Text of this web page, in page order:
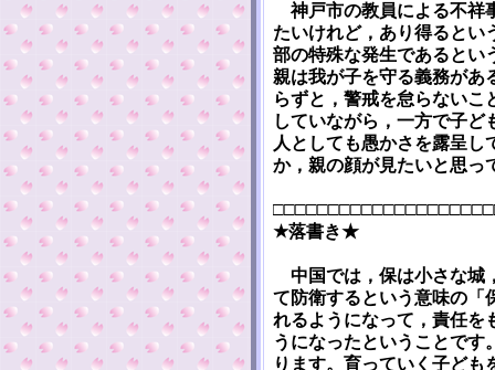
神戸市の教員による不祥
たいけれど，あり得るとい
部の特殊な発生であるとい
親は我が子を守る義務があ
らずと，警戒を怠らないこ
していながら，一方で子ど
人としても愚かさを露呈し
か，親の顔が見たいと思っ
★落書き★
中国では，保は小さな城
て防衛するという意味の「
れるようになって，責任を
うになったということです
ります。育っていく子ども